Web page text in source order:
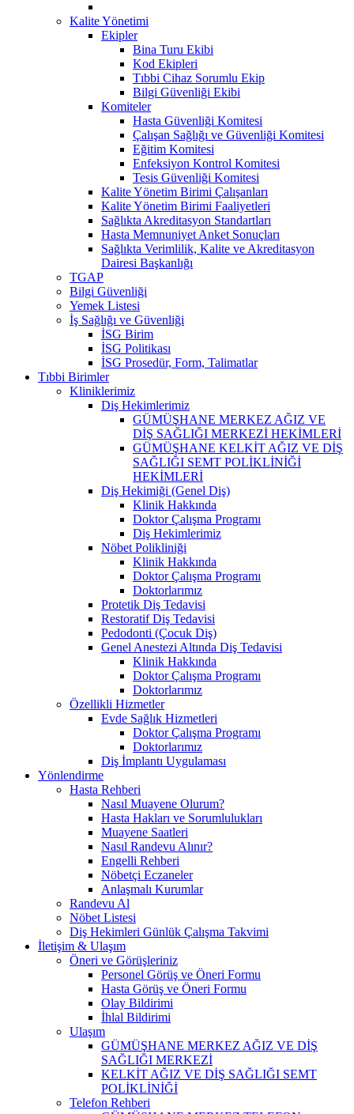
Kalite Yönetimi
Ekipler
Bina Turu Ekibi
Kod Ekipleri
Tıbbi Cihaz Sorumlu Ekip
Bilgi Güvenliği Ekibi
Komiteler
Hasta Güvenliği Komitesi
Çalışan Sağlığı ve Güvenliği Komitesi
Eğitim Komitesi
Enfeksiyon Kontrol Komitesi
Tesis Güvenliği Komitesi
Kalite Yönetim Birimi Çalışanları
Kalite Yönetim Birimi Faaliyetleri
Sağlıkta Akreditasyon Standartları
Hasta Memnuniyet Anket Sonuçları
Sağlıkta Verimlilik, Kalite ve Akreditasyon
Dairesi Başkanlığı
TGAP
Bilgi Güvenliği
Yemek Listesi
İş Sağlığı ve Güvenliği
İSG Birim
İSG Politikası
İSG Prosedür, Form, Talimatlar
Tıbbi Birimler
Kliniklerimiz
Diş Hekimlerimiz
GÜMÜŞHANE MERKEZ AĞIZ VE
DİŞ SAĞLIĞI MERKEZİ HEKİMLERİ
GÜMÜŞHANE KELKİT AĞIZ VE DİŞ
SAĞLIĞI SEMT POLİKLİNİĞİ
HEKİMLERİ
Diş Hekimiği (Genel Diş)
Klinik Hakkında
Doktor Çalışma Programı
Diş Hekimlerimiz
Nöbet Polikliniği
Klinik Hakkında
Doktor Çalışma Programı
Doktorlarımız
Protetik Diş Tedavisi
Restoratif Diş Tedavisi
Pedodonti (Çocuk Diş)
Genel Anestezi Altında Diş Tedavisi
Klinik Hakkında
Doktor Çalışma Programı
Doktorlarımız
Özellikli Hizmetler
Evde Sağlık Hizmetleri
Doktor Çalışma Programı
Doktorlarımız
Diş İmplantı Uygulaması
Yönlendirme
Hasta Rehberi
Nasıl Muayene Olurum?
Hasta Hakları ve Sorumlulukları
Muayene Saatleri
Nasıl Randevu Alınır?
Engelli Rehberi
Nöbetçi Eczaneler
Anlaşmalı Kurumlar
Randevu Al
Nöbet Listesi
Diş Hekimleri Günlük Çalışma Takvimi
İletişim & Ulaşım
Öneri ve Görüşleriniz
Personel Görüş ve Öneri Formu
Hasta Görüş ve Öneri Formu
Olay Bildirimi
İhlal Bildirimi
Ulaşım
GÜMÜŞHANE MERKEZ AĞIZ VE DİŞ
SAĞLIĞI MERKEZİ
KELKİT AĞIZ VE DİŞ SAĞLIĞI SEMT
POLİKLİNİĞİ
Telefon Rehberi